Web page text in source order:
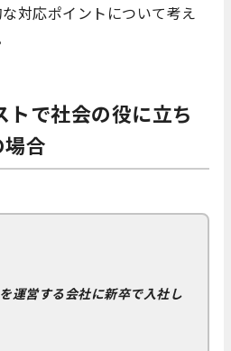
対応ポイントについて考え
トで社会の役に立ち
場合
運営する会社に新卒で入社し